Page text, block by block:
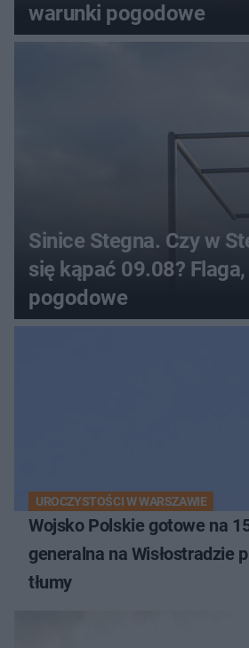
warunki pogodowe
Sinice Stegna. Czy w
się kąpać 09.08?
pogodowe
UROCZYSTOŚCI W WARSZAWIE
Wojsko Polskie gotowe na
generalna na Wisłostradzie
tłumy